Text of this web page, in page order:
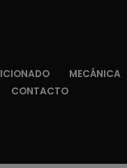
MECÁNICA
CONTACTO